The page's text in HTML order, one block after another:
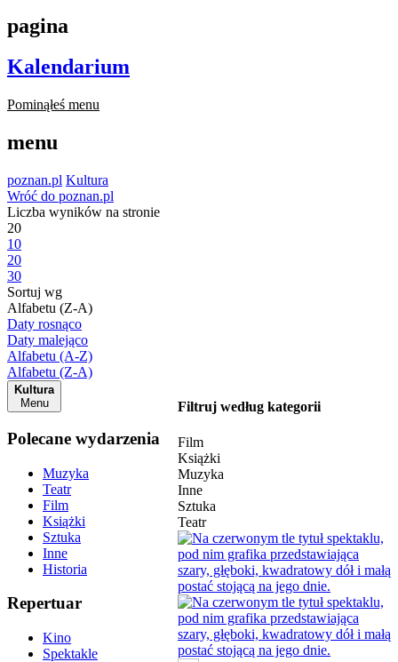
pagina
Kalendarium
Pominąłeś menu
menu
poznan.pl Kultura
Wróć do poznan.pl
Liczba wyników na stronie
20
10
20
30
Sortuj wg
Alfabetu (Z-A)
Daty rosnąco
Daty malejąco
Alfabetu (A-Z)
Alfabetu (Z-A)
Kultura
Menu
Polecane wydarzenia
Muzyka
Teatr
Film
Książki
Sztuka
Inne
Historia
Repertuar
Kino
Spektakle
Filtruj według kategorii
Film
Książki
Muzyka
Inne
Sztuka
Teatr